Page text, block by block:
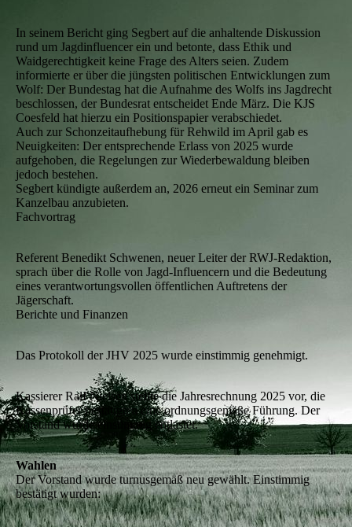
In seinem Bericht ging Segbert auf die anhaltende Diskussion
rund um Jagdinfluencer ein und betonte, dass Ethik und
Waidgerechtigkeit keine Frage des Alters seien. Zudem
informierte er über die jüngsten politischen Entwicklungen zum
Wolf: Der Bundestag hat die Aufnahme des Wolfs ins Jagdrecht
beschlossen, der Bundesrat entscheidet Ende März. Die KJS
Coesfeld hat hierzu ein Positionspapier verabschiedet.
Auch zur Schonzeitaufhebung für Rehwild im April gab es
Neuigkeiten: Der entsprechende Erlass von 2025 wurde
aufgehoben, die Regelungen zur Wiederbewaldung bleiben
jedoch bestehen.
Segbert kündigte außerdem an, 2026 erneut ein Seminar zum
Kanzelbau anzubieten.
Fachvortrag
Referent Benedikt Schwenen, neuer Leiter der RWJ‑Redaktion,
sprach über die Rolle von Jagd‑Influencern und die Bedeutung
eines verantwortungsvollen öffentlichen Auftretens der
Jägerschaft.
Berichte und Finanzen
Das Protokoll der JHV 2025 wurde einstimmig genehmigt.
Kassierer Ralf Nielsen stellte die Jahresrechnung 2025 vor, die
Kassenprüfer bestätigten eine ordnungsgemäße Führung. Der
Vorstand wurde einstimmig entlastet.
Wahlen
Der Vorstand wurde turnusgemäß neu gewählt. Einstimmig
bestätigt wurden: